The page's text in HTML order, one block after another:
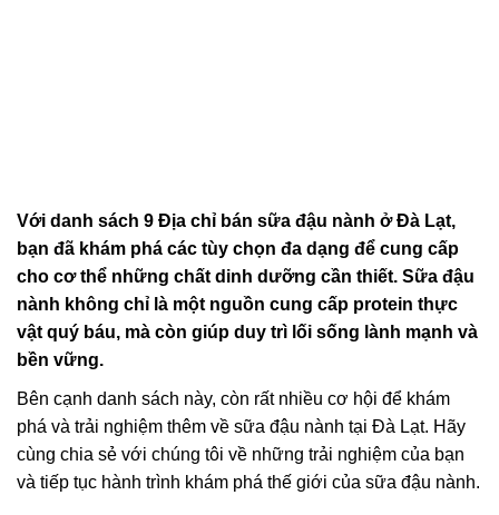
Với danh sách 9 Địa chỉ bán sữa đậu nành ở Đà Lạt,
bạn đã khám phá các tùy chọn đa dạng để cung cấp
cho cơ thể những chất dinh dưỡng cần thiết. Sữa đậu
nành không chỉ là một nguồn cung cấp protein thực
vật quý báu, mà còn giúp duy trì lối sống lành mạnh và
bền vững.
Bên cạnh danh sách này, còn rất nhiều cơ hội để khám
phá và trải nghiệm thêm về sữa đậu nành tại Đà Lạt. Hãy
cùng chia sẻ với chúng tôi về những trải nghiệm của bạn
và tiếp tục hành trình khám phá thế giới của sữa đậu nành.